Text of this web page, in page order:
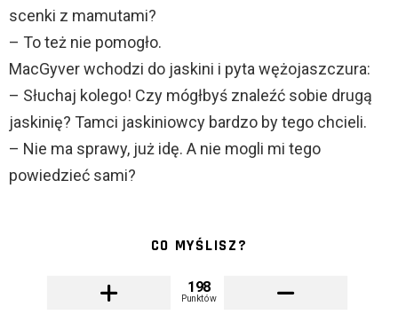
scenki z mamutami?
– To też nie pomogło.
MacGyver wchodzi do jaskini i pyta wężojaszczura:
– Słuchaj kolego! Czy mógłbyś znaleźć sobie drugą
jaskinię? Tamci jaskiniowcy bardzo by tego chcieli.
– Nie ma sprawy, już idę. A nie mogli mi tego
powiedzieć sami?
CO MYŚLISZ?
198
Punktów